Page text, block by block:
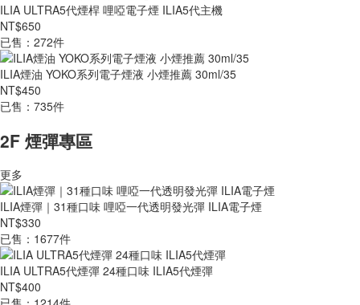
ILIA ULTRA5代煙桿 哩啞電子煙 ILIA5代主機
NT$650
已售：272件
ILIA煙油 YOKO系列電子煙液 小煙推薦 30ml/35
NT$450
已售：735件
2F 煙彈專區
更多
ILIA煙彈｜31種口味 哩啞一代透明發光彈 ILIA電子煙
NT$330
已售：1677件
ILIA ULTRA5代煙彈 24種口味 ILIA5代煙彈
NT$400